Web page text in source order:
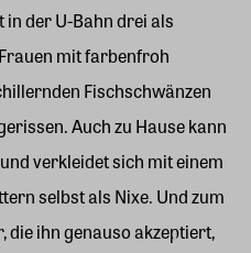
der U-Bahn drei als
mit farbenfroh
Fischschwänzen
Auch zu Hause kann
verkleidet sich mit einem
selbst als Nixe. Und zum
die ihn genauso akzeptiert,